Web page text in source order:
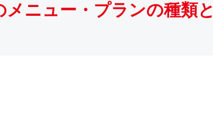
ニュー・プランの種類と